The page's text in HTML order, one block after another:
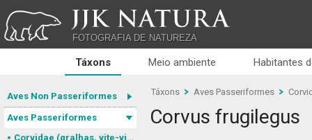
JJK NATURA
FOTOGRAFIA DE NATUREZA
Táxons Meio ambiente Habitantes
Aves Non Passeriformes
Aves Passeriformes
Corvidae (gralhas, vite-vites, juruviaras e afins)
Táxons Aves Passeriformes
Corvus frugilegus